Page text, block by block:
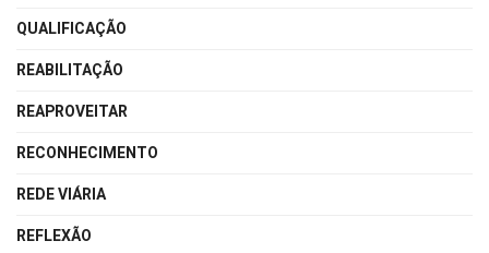
QUALIFICAÇÃO
REABILITAÇÃO
REAPROVEITAR
RECONHECIMENTO
REDE VIÁRIA
REFLEXÃO